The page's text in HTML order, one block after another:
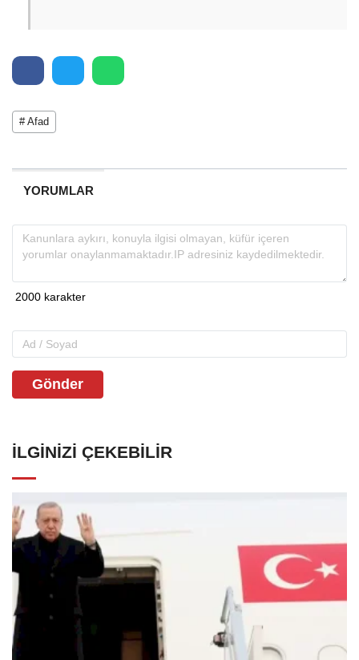
# Afad
YORUMLAR
Gönder
İLGINIZI ÇEKEBILIR